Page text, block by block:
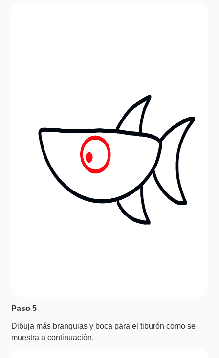
Paso 5
Dibuja más branquias y boca para el tiburón como se
muestra a continuación.